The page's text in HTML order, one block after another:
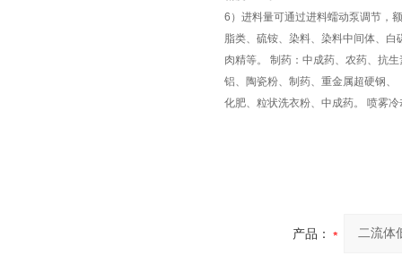
6）进料量可通过进料蠕动泵调节，
脂类、硫铵、染料、染料中间体、
肉精等。 制药：中成药、农药、抗
铝、陶瓷粉、制药、重金属超硬钢、
化肥、粒状洗衣粉、中成药。 喷雾
产品：